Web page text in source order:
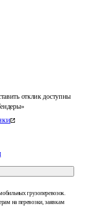
отклик доступны
грузоперевозок.
на перевозки, заявкам